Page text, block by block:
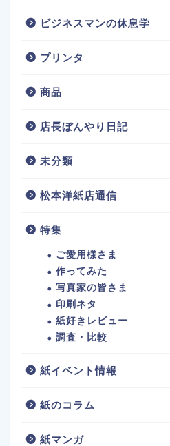
ビジネスマンの休息学
プリンタ
商品
店長ぼんやり日記
未分類
松本洋紙店通信
特集
ご愛用様さま
作ってみた
写真家の皆さま
印刷ネタ
紙好きレビュー
調査・比較
紙イベント情報
紙のコラム
紙マンガ